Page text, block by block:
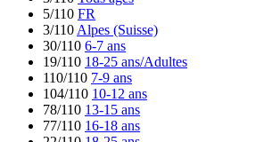
5/110 FR
3/110 Alpes (Suisse)
30/110 6-7 ans
19/110 18-25 ans/Adultes
110/110 7-9 ans
104/110 10-12 ans
78/110 13-15 ans
77/110 16-18 ans